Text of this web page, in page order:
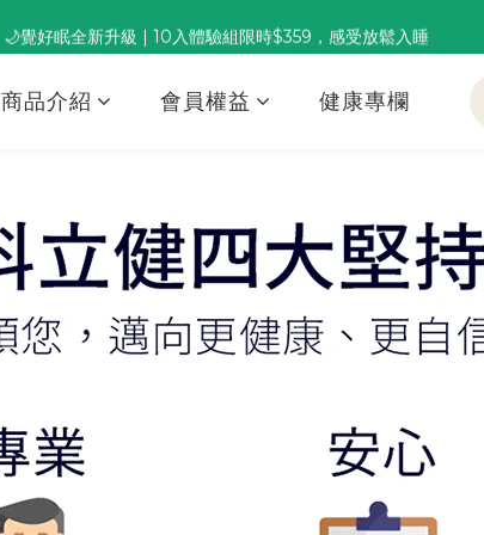
董事長推薦保養組合｜體驗價 $1,800 起，最高享 6 折
🌙覺好眠全新升級 | 10入體驗組限時$359，感受放鬆入睡
商品介紹 會員權益 健康專欄